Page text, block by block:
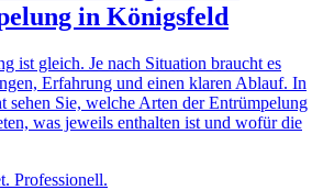
in Königsfeld
ist gleich. Je nach Situation braucht es
Erfahrung und einen klaren Ablauf. In
sehen Sie, welche Arten der Entrümpelung
was jeweils enthalten ist und wofür die
Professionell.